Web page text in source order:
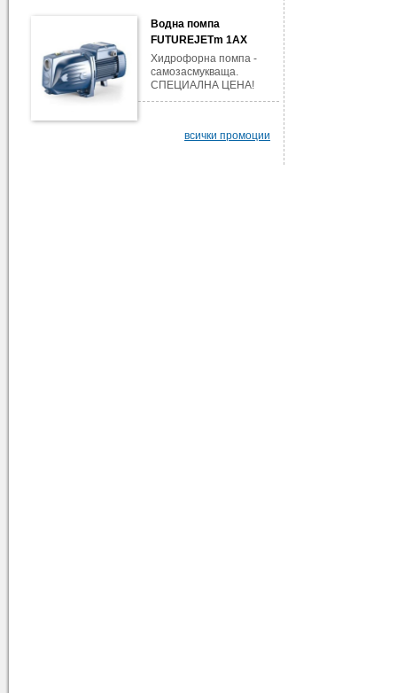
Водна помпа
FUTUREJETm 1AX
Хидрофорна помпа -
самозасмукваща.
СПЕЦИАЛНА ЦЕНА!
всички промоции